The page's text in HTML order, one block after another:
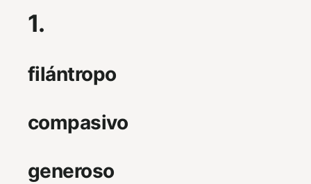
1.
filántropo
compasivo
generoso